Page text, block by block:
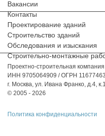
Вакансии
Контакты
Проектирование зданий
Строительство зданий
Обследования и изыскания
Строительно-монтажные
Проектно-строительная
ИНН 9705064909 / ОГРН
г. Москва, ул. Ивана Франко, д.4,
© 2005 - 2026
Политика конфиденциальности